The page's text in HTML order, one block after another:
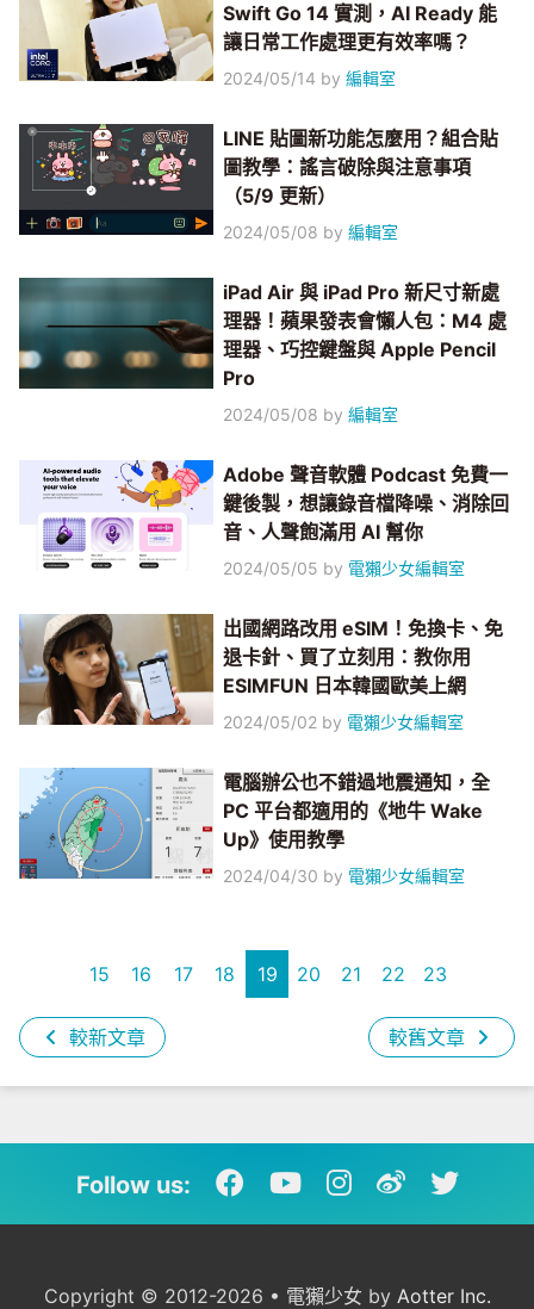
Swift Go 14 實測，AI Ready 能
讓日常工作處理更有效率嗎？
2024/05/14 by編輯室
LINE 貼圖新功能怎麼用？組合貼
圖教學：謠言破除與注意事項
（5/9 更新）
2024/05/08 by編輯室
iPad Air 與 iPad Pro 新尺寸新處
理器！蘋果發表會懶人包：M4 處
理器、巧控鍵盤與 Apple Pencil
Pro
2024/05/08 by編輯室
Adobe 聲音軟體 Podcast 免費一
鍵後製，想讓錄音檔降噪、消除回
音、人聲飽滿用 AI 幫你
2024/05/05 by 電獺少女編輯室
出國網路改用 eSIM！免換卡、免
退卡針、買了立刻用：教你用
ESIMFUN 日本韓國歐美上網
2024/05/02 by 電獺少女編輯室
電腦辦公也不錯過地震通知，全
PC 平台都適用的《地牛 Wake
Up》使用教學
2024/04/30 by 電獺少女編輯室
較新文章
15 16 17 18 19 20 21 22 23
較舊文章
Follow us:
Copyright © 2012-2026 • 電獺少女 by Aotter Inc.